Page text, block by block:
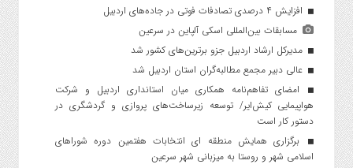
افزایش ۴ درصدی تصادفات فوتی در جاده‌های اردبیل
مسابقات بین‌المللی اسکی آلپاین در سرعین
مدیرکل ارشاد اردبیل جزو برترین‌های کشور شد
عالی دبیر مجمع مطالبه‌گران استان اردبیل شد
امضای تفاهم‌نامه همکاری میان استانداری اردبیل و شرکت
هواپیمایی کیش‌ایر/ توسعه زیرساخت‌های پروازی و گردشگری در
دستور کار است
برگزاری همایش منطقه ای انتخابات هفتمین دوره شوراهای
اسلامی شهر و روستا به میزبانی شهر سرعین